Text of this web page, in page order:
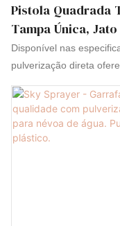
Pistola Quadrada
Tampa Única, Jato
De Limpeza
Personalização.
Disponível nas
pulverização direta
personalizável e pronta
necessidades de